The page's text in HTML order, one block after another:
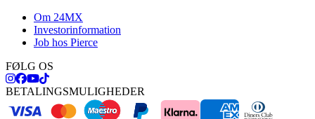
Om 24MX
Investorinformation
Job hos Pierce
FØLG OS
BETALINGSMULIGHEDER